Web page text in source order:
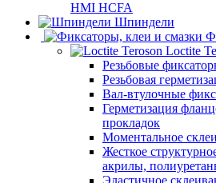
HMI HCFA
Шпиндели
Loctite
Резьбовые
Резьбовая
Вал-втулочные
Герметизация
прокладок
Моментальное
Жесткое
акрилы,
Эластичное